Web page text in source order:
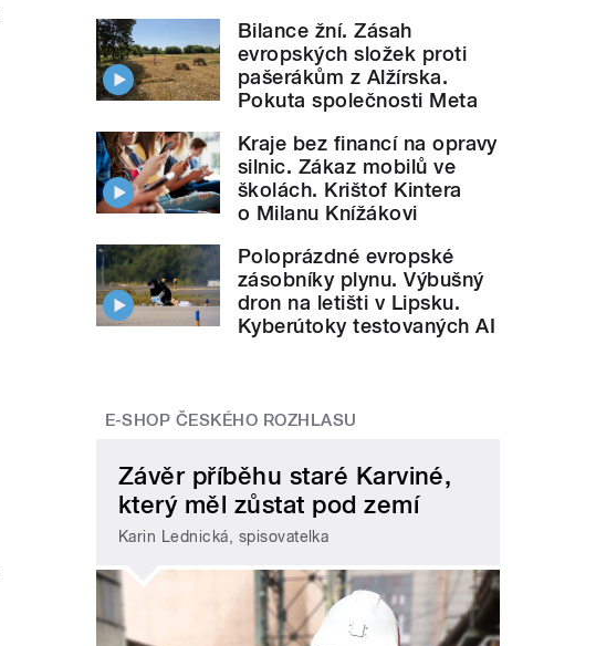
Bilance žní. Zásah
evropských složek proti
pašerákům z Alžírska.
Pokuta společnosti Meta
Kraje bez financí na opravy
silnic. Zákaz mobilů ve
školách. Krištof Kintera
o Milanu Knížákovi
Poloprázdné evropské
zásobníky plynu. Výbušný
dron na letišti v Lipsku.
Kyberútoky testovaných AI
E-SHOP ČESKÉHO ROZHLASU
Závěr příběhu staré Karviné,
který měl zůstat pod zemí
Karin Lednická, spisovatelka